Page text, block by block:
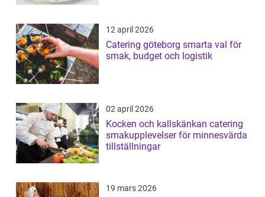
12 april 2026
Catering göteborg smarta val för
smak, budget och logistik
02 april 2026
Kocken och kallskänkan catering
smakupplevelser för minnesvärda
tillställningar
19 mars 2026